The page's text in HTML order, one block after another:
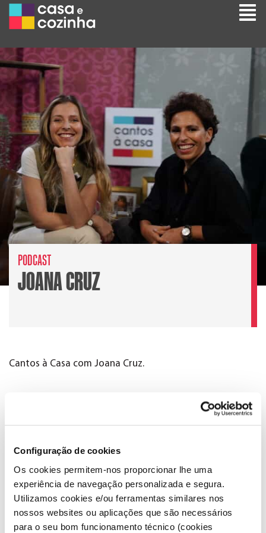
Configuração de cookies
Os cookies permitem-nos proporcionar lhe uma
experiência de navegação personalizada e segura.
Utilizamos cookies e/ou ferramentas similares nos
nossos websites ou aplicações que são necessários
para o seu bom funcionamento técnico (cookies
PODCAST
JOANA CRUZ
Cantos à Casa com Joana Cruz.